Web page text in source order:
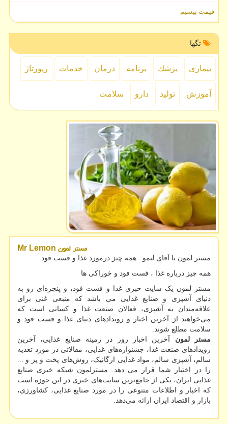
قیمت بیسیم
تگها
بیماری پزشك برنامه درمان خدمات رپورتاژ
آموزش تولید دارو سلامت
مستر لمون Mr Lemon
مستر لمون یا آقای لیمو : همه چیز درمورد غذا و فست فود
همه چیز درباره غذا ، فست فود و خوراكی ها
مستر لمون یک سایت خبری غذا و فست فود، و پنجره‌ای رو به
دنیای آشپزی و صنایع غذایی می باشد که منبعی غنی برای
علاقه‌مندان به آشپزی، فعالان صنعت غذا و کسانی است که
می‌خواهند از آخرین اخبار و رویدادهای دنیای غذا و فست فود و
سلامت مطلع شوند.
مستر لمون آخرین اخبار روز در زمینه صنایع غذایی، آخرین
رویدادهای صنعت غذا، جشنواره‌های غذایی، مقالاتی در مورد تغذیه
سالم، آشپزی سالم، مواد غذایی ارگانیک، روش‌های پخت و پز و ...
را در اختیار شما قرار می دهد. مسترلمون شبکه خبری صنایع
غذایی ایران، یکی از جامع‌ترین سایت‌های خبری در این حوزه است
که اخبار و اطلاعات متنوعی را در مورد صنایع غذایی، کشاورزی،
بازار و اقتصاد ایران ارائه می‌دهد.